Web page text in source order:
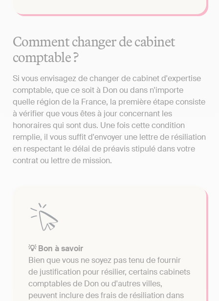
Comment changer de cabinet
comptable ?
Si vous envisagez de changer de cabinet d'expertise
comptable, que ce soit à Don ou dans n'importe
quelle région de la France, la première étape consiste
à vérifier que vous êtes à jour concernant les
honoraires qui sont dus. Une fois cette condition
remplie, il vous suffit d'envoyer une lettre de résiliation
en respectant le délai de préavis stipulé dans votre
contrat ou lettre de mission.
💡 Bon à savoir
Bien que vous ne soyez pas tenu de fournir
de justification pour résilier, certains cabinets
comptables de Don ou d'autres villes,
peuvent inclure des frais de résiliation dans